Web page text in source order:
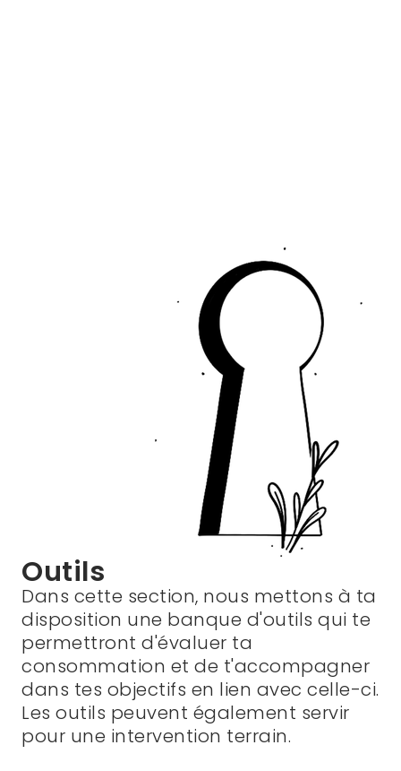
Outils
Dans cette section, nous mettons à ta
disposition une banque d'outils qui te
permettront d'évaluer ta
consommation et de t'accompagner
dans tes objectifs en lien avec celle-ci.
Les outils peuvent également servir
pour une intervention terrain.